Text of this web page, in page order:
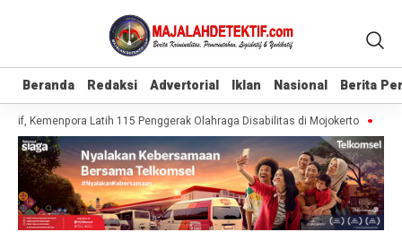
Beranda Redaksi Advertorial Iklan Nasional Berita
Beranda Redaksi Advertorial Iklan Nasional Berita
Kemenpora Latih 115 Penggerak Olahraga Disabilitas di Mojokerto